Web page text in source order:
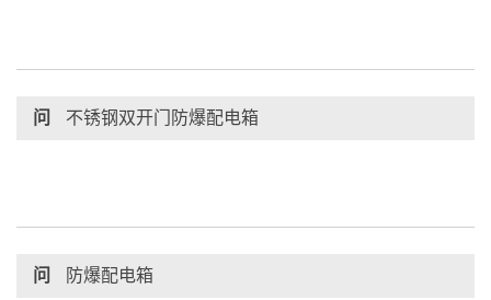
问 不锈钢双开门防爆配电箱
问 防爆配电箱